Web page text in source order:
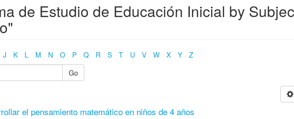
de Estudio de Educación Inicial by
J K L M N O P Q R S T U V W X Y
Z
Go
el pensamiento matemático en niños de 4 años